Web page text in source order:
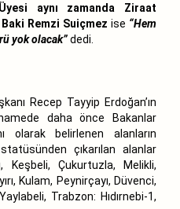
aynı zamanda Ziraat
Remzi Suiçmez ise “Hem
yok olacak”dedi.
Recep Tayyip Erdoğan’ın
daha önce Bakanlar
olarak belirlenen alanların
çıkarılan alanlar
Keşbeli, Çukurtuzla, Melikli,
Kulam, Peynirçayı, Düvenci,
Trabzon: Hıdırnebi-1,